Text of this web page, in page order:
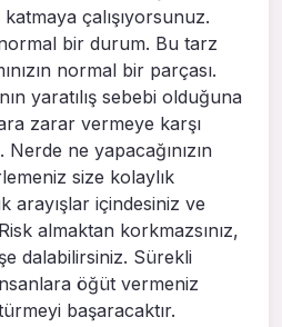
çalışıyorsunuz.
bir durum. Bu tarz
normal bir parçası.
yaratılış sebebi olduğuna
zarar vermeye karşı
ne yapacağınızın
size kolaylık
arayışlar içindesiniz ve
almaktan korkmazsınız,
dalabilirsiniz. Sürekli
öğüt vermeniz
başaracaktır.